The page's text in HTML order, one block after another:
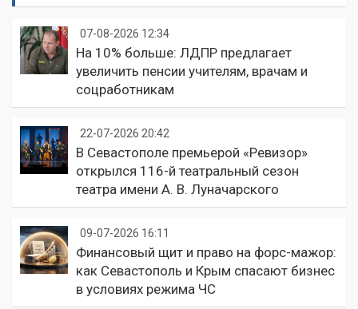
07-08-2026 12:34
На 10% больше: ЛДПР предлагает
увеличить пенсии учителям, врачам и
соцработникам
22-07-2026 20:42
В Севастополе премьерой «Ревизор»
открылся 116-й театральный сезон
театра имени А. В. Луначарского
09-07-2026 16:11
Финансовый щит и право на форс-мажор:
как Севастополь и Крым спасают бизнес
в условиях режима ЧС